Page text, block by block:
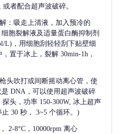
者配合超声波破碎。
：吸走上清液，加入预冷的
胞裂解液及适量蛋白酶抑制剂
L)，用细胞刮轻轻刮下贴壁细
置于冰上，裂解 30min-1h，
头吹打或间断摇动离心管，使
是 DNA，可以使用超声波破碎
头，功率 150-300W, 冰上超声
30 秒， 3~5 个循环。)
2-8°C，10000rpm 离心